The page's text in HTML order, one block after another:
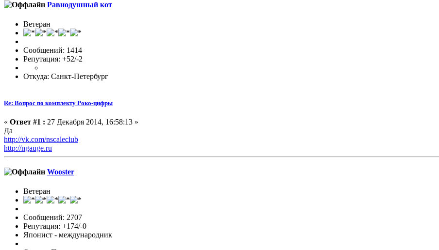
Равнодушный кот
Ветеран
Сообщений: 1414
Репутация: +52/-2
Откуда: Санкт-Петербург
Re: Вопрос по комплекту Роко-цифры
« Ответ #1 : 27 Декабря 2014, 16:58:13 »
Да
http://vk.com/nscaleclub
http://ngauge.ru
Wooster
Ветеран
Сообщений: 2707
Репутация: +174/-0
Японист - международник